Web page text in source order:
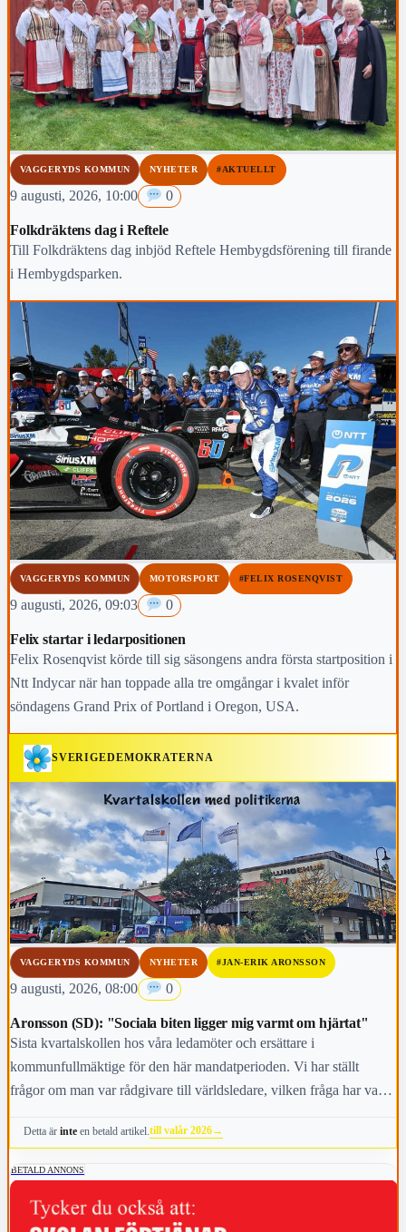
VAGGERYDS KOMMUN NYHETER #AKTUELLT
9 augusti, 2026, 10:00 0
Folkdräktens dag i Reftele
Till Folkdräktens dag inbjöd Reftele Hembygdsförening till firande
i Hembygdsparken.
VAGGERYDS KOMMUN MOTORSPORT #FELIX ROSENQVIST
9 augusti, 2026, 09:03 0
Felix startar i ledarpositionen
Felix Rosenqvist körde till sig säsongens andra första startposition i
Ntt Indycar när han toppade alla tre omgångar i kvalet inför
söndagens Grand Prix of Portland i Oregon, USA.
SVERIGEDEMOKRATERNA
VAGGERYDS KOMMUN NYHETER #JAN-ERIK ARONSSON
9 augusti, 2026, 08:00 0
Aronsson (SD): "Sociala biten ligger mig varmt om hjärtat"
Sista kvartalskollen hos våra ledamöter och ersättare i
kommunfullmäktige för den här mandatperioden. Vi har ställt
frågor om man var rådgivare till världsledare, vilken fråga har varit
viktigast för kommunens invånare i höst och vem anses vara den
mest kända personen i kommunen.
Detta ärinte en betald artikel.till valår 2026→
BETALD ANNONS